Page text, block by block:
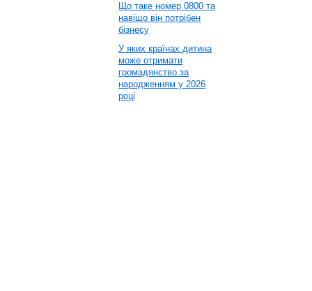
Що таке номер 0800 та
навіщо він потрібен
бізнесу
У яких країнах дитина
може отримати
громадянство за
народженням у 2026
році